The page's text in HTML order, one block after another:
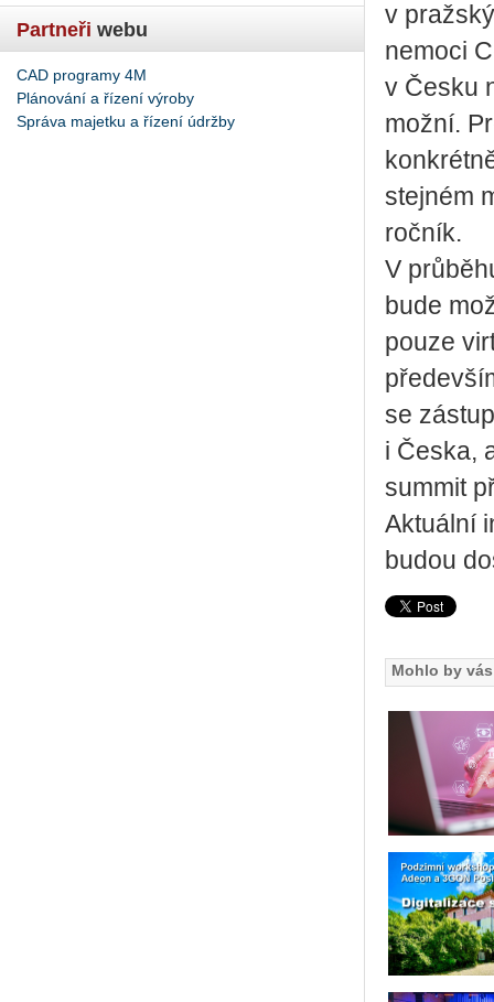
Partneři webu
CAD programy 4M
Plánování a řízení výroby
Správa majetku a řízení údržby
v
ne­mo­ci
v Česku
mož­ní.
stej­ném
roč­ník.
V
bu­de
pouze
se
i Česka,
sum­mit
Ak­tu­ál­ní
budou
Mohlo by